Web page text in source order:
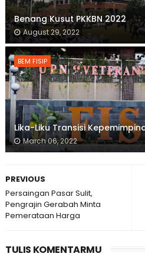
Benang Kusut PKKBN 2022
August 29, 2022
BEM FISIP
Lika-Liku Transisi
March 06, 2022
PREVIOUS
Persaingan Pasar Sulit,
Pengrajin Gerabah Minta
Pemerataan Harga
TULIS KOMENTARMU